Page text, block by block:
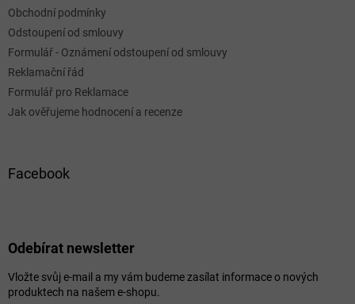
Obchodní podmínky
Odstoupení od smlouvy
Formulář - Oznámení odstoupení od smlouvy
Reklamační řád
Formulář pro Reklamace
Jak ověřujeme hodnocení a recenze
Facebook
Odebírat newsletter
Vložte svůj e-mail a my vám budeme zasílat informace o nových
produktech na našem e-shopu.